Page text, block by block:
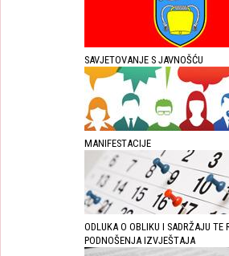
SAVJETOVANJE S JAVNOŠĆU
MANIFESTACIJE
ODLUKA O OBLIKU I SADRŽAJU TE
PODNOŠENJA IZVJEŠTAJA